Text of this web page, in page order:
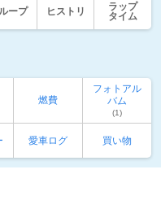
ープ ヒストリ
ラップ
タイム
燃費
フォトアル
バム
(1)
愛車ログ 買い物